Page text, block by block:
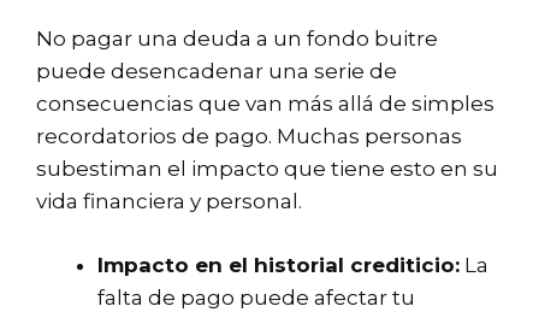
No pagar una deuda a un fondo buitre
puede desencadenar una serie de
consecuencias que van más allá de simples
recordatorios de pago. Muchas personas
subestiman el impacto que tiene esto en su
vida financiera y personal.
Impacto en el historial crediticio: La
falta de pago puede afectar tu